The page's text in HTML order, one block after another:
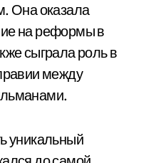
Она оказала
на реформы в
сыграла роль в
между
уникальный